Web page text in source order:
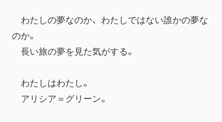
わたしの夢なのか、わたしではない誰かの夢な
のか。
長い旅の夢を見た気がする。
わたしはわたし。
アリシア＝グリーン。